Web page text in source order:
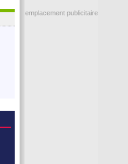
emplacement publicitaire